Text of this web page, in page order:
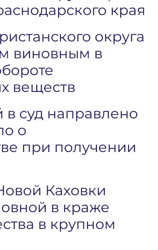
края
округа
виновным в
веществ
в суд направлено
о
при получении
Каховки
в краже
в крупном